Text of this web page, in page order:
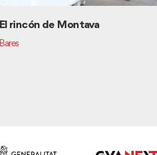
El rincón de Montava
Bares